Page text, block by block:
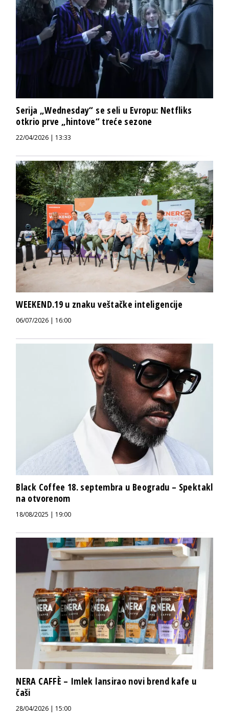
Serija „Wednesday“ se seli u Evropu: Netfliks
otkrio prve „hintove“ treće sezone
22/04/2026 | 13:33
WEEKEND.19 u znaku veštačke inteligencije
06/07/2026 | 16:00
Black Coffee 18. septembra u Beogradu – Spektakl
na otvorenom
18/08/2025 | 19:00
NERA CAFFÈ – Imlek lansirao novi brend kafe u
čaši
28/04/2026 | 15:00